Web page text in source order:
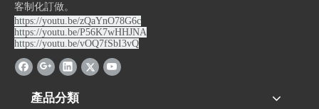
客制化訂做。
https://youtu.be/zQaYnO78G6c
https://youtu.be/P56K7wHHJNA
https://youtu.be/vOQ7fSbI3vQ
產品分類